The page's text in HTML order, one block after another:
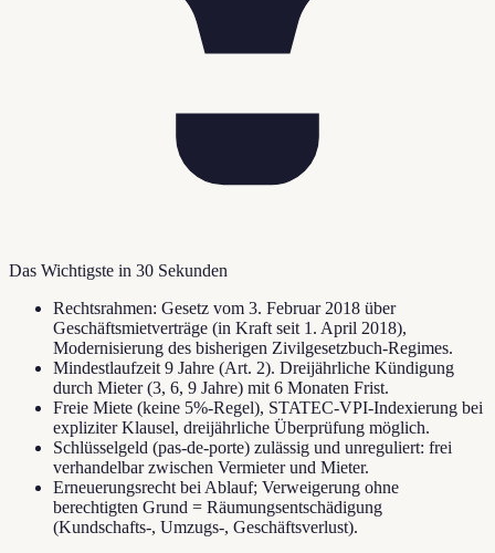
Das Wichtigste in 30 Sekunden
Rechtsrahmen: Gesetz vom 3. Februar 2018 über
Geschäftsmietverträge (in Kraft seit 1. April 2018),
Modernisierung des bisherigen Zivilgesetzbuch-Regimes.
Mindestlaufzeit 9 Jahre (Art. 2). Dreijährliche Kündigung
durch Mieter (3, 6, 9 Jahre) mit 6 Monaten Frist.
Freie Miete (keine 5%-Regel), STATEC-VPI-Indexierung bei
expliziter Klausel, dreijährliche Überprüfung möglich.
Schlüsselgeld (pas-de-porte) zulässig und unreguliert: frei
verhandelbar zwischen Vermieter und Mieter.
Erneuerungsrecht bei Ablauf; Verweigerung ohne
berechtigten Grund = Räumungsentschädigung
(Kundschafts-, Umzugs-, Geschäftsverlust).